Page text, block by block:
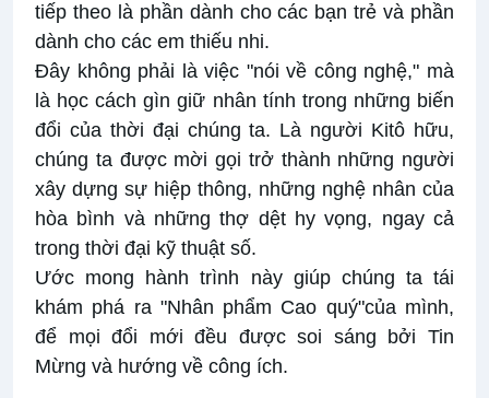
tiếp theo là phần dành cho các bạn trẻ và phần
dành cho các em thiếu nhi.
Đây không phải là việc "nói về công nghệ," mà
là học cách gìn giữ nhân tính trong những biến
đổi của thời đại chúng ta. Là người Kitô hữu,
chúng ta được mời gọi trở thành những người
xây dựng sự hiệp thông, những nghệ nhân của
hòa bình và những thợ dệt hy vọng, ngay cả
trong thời đại kỹ thuật số.
Ước mong hành trình này giúp chúng ta tái
khám phá ra "Nhân phẩm Cao quý"của mình,
để mọi đổi mới đều được soi sáng bởi Tin
Mừng và hướng về công ích.